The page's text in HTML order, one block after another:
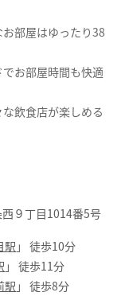
部屋はゆったり38
お部屋時間も快適
飲食店が楽しめる
９丁目1014番5号
駅 」 徒歩10分
」 徒歩11分
駅 」 徒歩8分